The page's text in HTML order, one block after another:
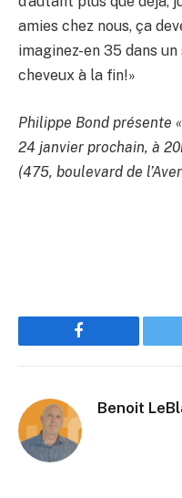
amies chez nous, ça
imaginez-en 35 dans un
cheveux à la fin!»
Philippe Bond présente
24 janvier prochain, à
(475, boulevard de
Facebook
Benoit